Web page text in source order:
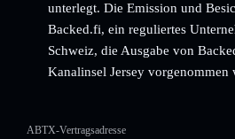
unterlegt. Die Emission und
Backed.fi, ein reguliertes
Schweiz, die Ausgabe von
Kanalinsel Jersey vorgenommen
ABTX-Vertragsadresse